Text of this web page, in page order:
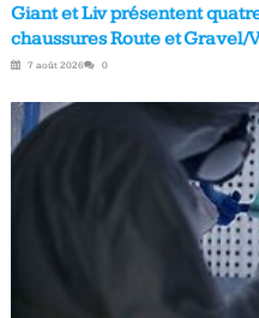
Giant et Liv présentent
chaussures Route et Gravel/
7 août 2026 0